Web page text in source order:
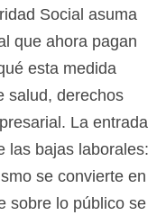
Social asuma
que ahora pagan
esta medida
salud, derechos
La entrada
las bajas laborales:
se convierte en
sobre lo público se